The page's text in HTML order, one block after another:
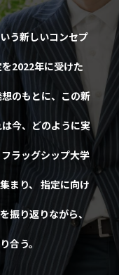
う新しいコンセプ
2022年に受けた
のもとに、この新
は今、どのように実
フラッグシップ大学
まり、 指定に向け
振り返りながら、
合う。